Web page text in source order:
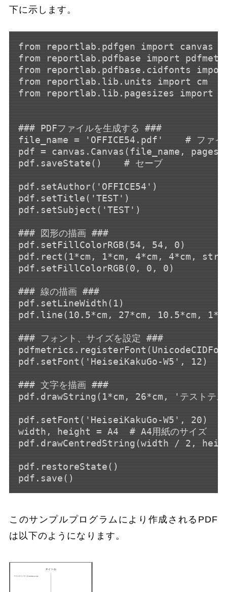
下に示します。
from reportlab.pdfgen import canvas
from reportlab.pdfbase import
from reportlab.pdfbase.cidfonts import
from reportlab.lib.units import cm
from reportlab.lib.pagesizes import
### PDFファイルを生成する ###
file_name = 'OFFICE54.pdf'    # ファイ
pdf = canvas.Canvas(file_name,
pdf.saveState()    # セーブ
pdf.setAuthor('OFFICE54')
pdf.setTitle('TEST')
pdf.setSubject('TEST')
### 図形の描画 ###
pdf.setFillColorRGB(54, 54, 0)
pdf.rect(1*cm, 1*cm, 4*cm, 4*cm,
pdf.setFillColorRGB(0, 0, 0)
### 線の描画 ###
pdf.setLineWidth(1)
pdf.line(10.5*cm, 27*cm, 10.5*cm,
### フォント、サイズを設定 ###
pdf.setFont('HeiseiKakuGo-W5', 12)
### 文字を描画 ###
pdf.drawString(1*cm, 26*cm, 'テストテ
pdf.setFont('HeiseiKakuGo-W5', 20)    #
width, height = A4  # A4用紙のサイズ
pdf.drawCentredString(width / 2,
pdf.restoreState()
このサンプルプログラムにより作成されるPDF
は以下のようになります。